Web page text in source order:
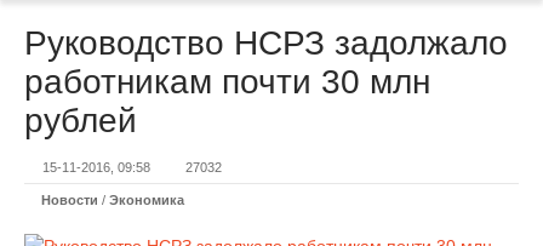
Руководство НСРЗ задолжало
работникам почти 30 млн
рублей
15-11-2016, 09:58 27032
Новости / Экономика